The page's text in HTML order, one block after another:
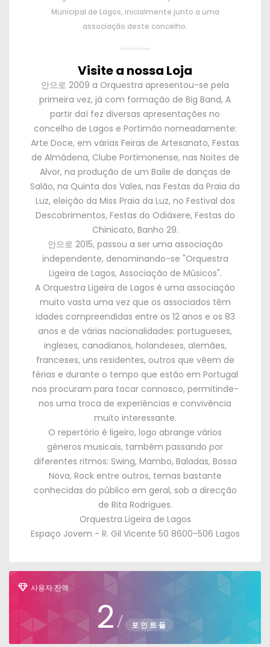
Municipal de Lagos, inicialmente junto a uma
associação deste concelho.
Visite a nossa Loja
안으로 2009 a Orquestra apresentou-se pela
primeira vez, já com formação de Big Band, A
partir daí fez diversas apresentações no
concelho de Lagos e Portimão nomeadamente:
Arte Doce, em várias Feiras de Artesanato, Festas
de Almádena, Clube Portimonense, nas Noites de
Alvor, na produção de um Baile de danças de
Salão, na Quinta dos Vales, nas Festas da Praia da
Luz, eleição da Miss Praia da Luz, no Festival dos
Descobrimentos, Festas do Odiáxere, Festas do
Chinicato, Banho 29.
안으로 2015, passou a ser uma associação
independente, denominando-se "Orquestra
Ligeira de Lagos, Associação de Músicos".
A Orquestra Ligeira de Lagos é uma associação
muito vasta uma vez que os associados têm
idades compreendidas entre os 12 anos e os 83
anos e de várias nacionalidades: portugueses,
ingleses, canadianos, holandeses, alemães,
franceses, uns residentes, outros que vêem de
férias e durante o tempo que estão em Portugal
nos procuram para tocar connosco, permitinde-
nos uma troca de experiências e convivência
muito interessante.
O repertório é ligeiro, logo abrange vários
géneros musicais, também passando por
diferentes ritmos: Swing, Mambo, Baladas, Bossa
Nova, Rock entre outros, temas bastante
conhecidas do público em geral, sob a direcção
de Rita Rodrigues.
Orquestra Ligeira de Lagos
Espaço Jovem - R. Gil Vicente 50 8600-506 Lagos
사용자 잔액
2/ 포인트들